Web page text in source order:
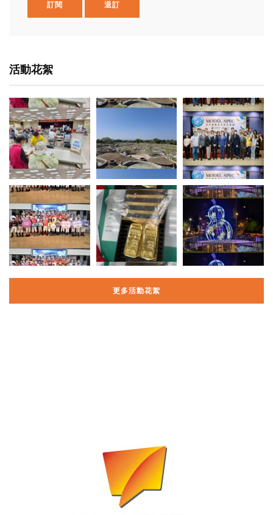
訂閱 退訂
活動花絮
更多活動花絮